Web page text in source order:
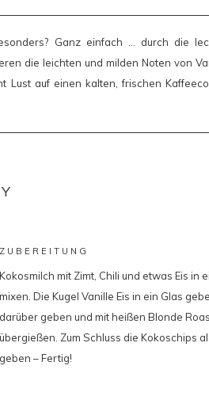
Ganz einfach … durch die
die leichten und milden Noten von
auf einen kalten, frischen
ZUBEREITUNG
Kokosmilch mit Zimt, Chili und etwas Eis in
mixen. Die Kugel Vanille Eis in ein Glas
darüber geben und mit heißen Blonde
übergießen. Zum Schluss die Kokoschips
geben – Fertig!